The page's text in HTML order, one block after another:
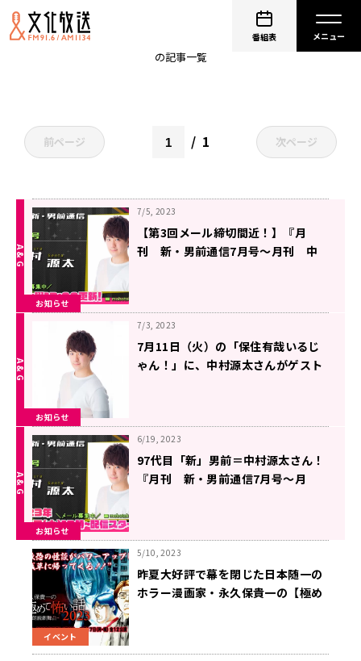
番組表
の記事一覧
前ページ 1 次ページ
お知らせ
7/5, 2023
【第3回メール締切間近！】『月
刊 新・男前通信7月号～月刊 中
お知らせ
7/3, 2023
7月11日（火）の「保住有哉いるじ
ゃん！」に、中村源太さんがゲスト
お知らせ
6/19, 2023
97代目「新」男前＝中村源太さん！
『月刊 新・男前通信7月号～月
イベント
5/10, 2023
昨夏大好評で幕を閉じた日本随一の
ホラー漫画家・永久保貴一の【極め